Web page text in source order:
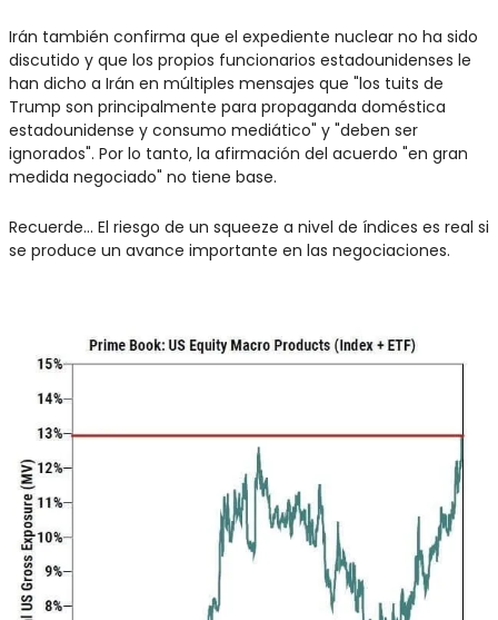
Irán también confirma que el expediente nuclear no ha sido
discutido y que los propios funcionarios estadounidenses le
han dicho a Irán en múltiples mensajes que "los tuits de
Trump son principalmente para propaganda doméstica
estadounidense y consumo mediático" y "deben ser
ignorados". Por lo tanto, la afirmación del acuerdo "en gran
medida negociado" no tiene base.
Recuerde… El riesgo de un squeeze a nivel de índices es real si
se produce un avance importante en las negociaciones.